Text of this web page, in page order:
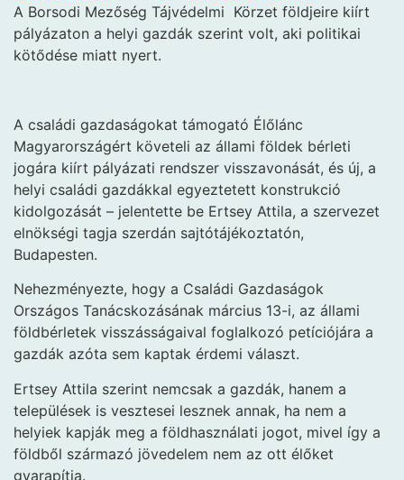
A Borsodi Mezőség Tájvédelmi Körzet földjeire kiírt
pályázaton a helyi gazdák szerint volt, aki politikai
kötődése miatt nyert.
A családi gazdaságokat támogató Élőlánc
Magyarországért követeli az állami földek bérleti
jogára kiírt pályázati rendszer visszavonását, és új, a
helyi családi gazdákkal egyeztetett konstrukció
kidolgozását – jelentette be Ertsey Attila, a szervezet
elnökségi tagja szerdán sajtótájékoztatón,
Budapesten.
Nehezményezte, hogy a Családi Gazdaságok
Országos Tanácskozásának március 13-i, az állami
földbérletek visszásságaival foglalkozó petíciójára a
gazdák azóta sem kaptak érdemi választ.
Ertsey Attila szerint nemcsak a gazdák, hanem a
települések is vesztesei lesznek annak, ha nem a
helyiek kapják meg a földhasználati jogot, mivel így a
földből származó jövedelem nem az ott élőket
gyarapítja.